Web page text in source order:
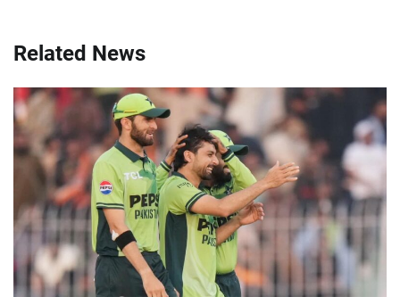
Related News